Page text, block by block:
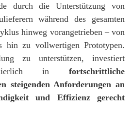
durch die Unterstützung von
während des gesamten
hinweg vorangetrieben – von
hin zu vollwertigen Prototypen.
zu unterstützen, investiert
in fortschrittliche
steigenden Anforderungen an
und Effizienz gerecht